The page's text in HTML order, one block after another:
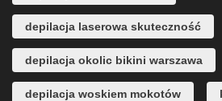
depilacja laserowa skuteczność
depilacja okolic bikini warszawa
depilacja woskiem mokotów